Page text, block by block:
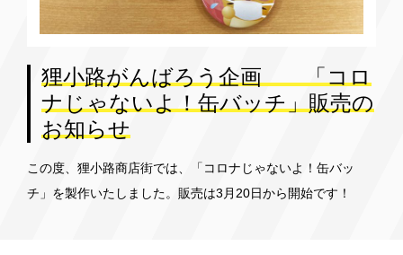
狸小路がんばろう企画 「コロ
ナじゃないよ！缶バッチ」販売の
お知らせ
この度、狸小路商店街では、「コロナじゃないよ！缶バッ
チ」を製作いたしました。販売は3月20日から開始です！